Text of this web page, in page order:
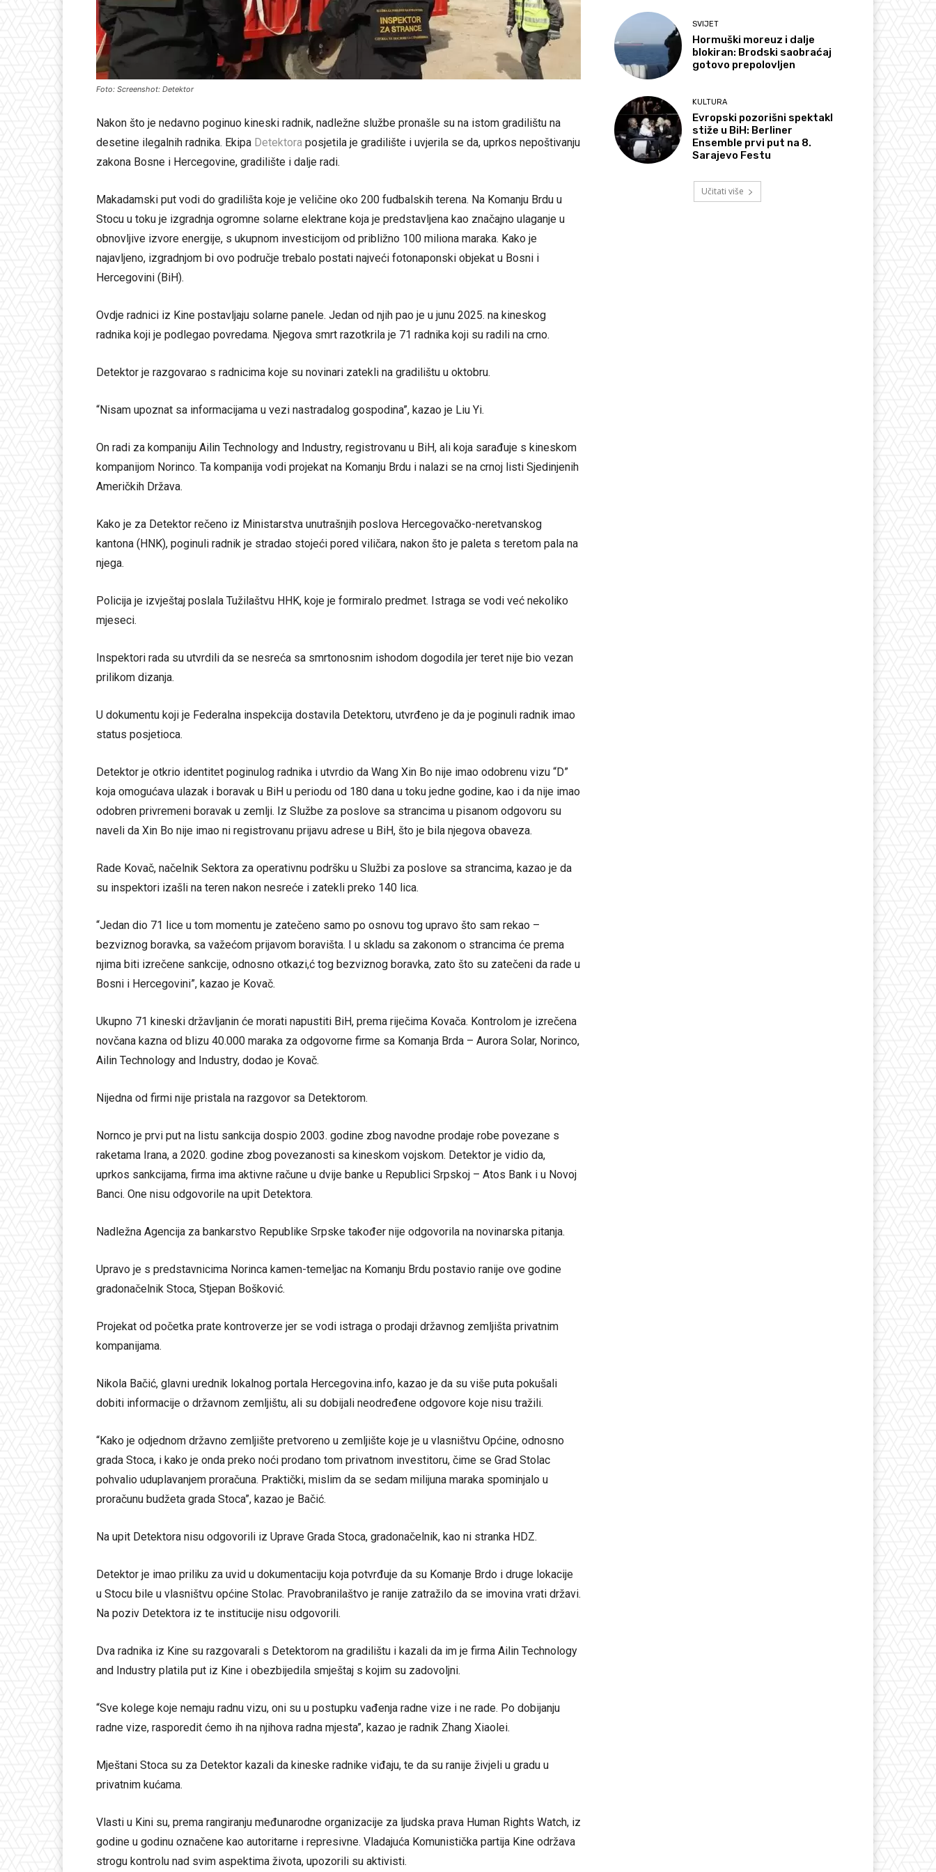
Foto: Screenshot: Detektor
Nakon što je nedavno poginuo kineski radnik, nadležne službe pronašle su na istom gradilištu na
desetine ilegalnih radnika. Ekipa Detektora posjetila je gradilište i uvjerila se da, uprkos nepoštivanju
zakona Bosne i Hercegovine, gradilište i dalje radi.
Makadamski put vodi do gradilišta koje je veličine oko 200 fudbalskih terena. Na Komanju Brdu u
Stocu u toku je izgradnja ogromne solarne elektrane koja je predstavljena kao značajno ulaganje u
obnovljive izvore energije, s ukupnom investicijom od približno 100 miliona maraka. Kako je
najavljeno, izgradnjom bi ovo područje trebalo postati najveći fotonaponski objekat u Bosni i
Hercegovini (BiH).
Ovdje radnici iz Kine postavljaju solarne panele. Jedan od njih pao je u junu 2025. na kineskog
radnika koji je podlegao povredama. Njegova smrt razotkrila je 71 radnika koji su radili na crno.
Detektor je razgovarao s radnicima koje su novinari zatekli na gradilištu u oktobru.
“Nisam upoznat sa informacijama u vezi nastradalog gospodina”, kazao je Liu Yi.
On radi za kompaniju Ailin Technology and Industry, registrovanu u BiH, ali koja sarađuje s kineskom
kompanijom Norinco. Ta kompanija vodi projekat na Komanju Brdu i nalazi se na crnoj listi Sjedinjenih
Američkih Država.
Kako je za Detektor rečeno iz Ministarstva unutrašnjih poslova Hercegovačko-neretvanskog
kantona (HNK), poginuli radnik je stradao stojeći pored viličara, nakon što je paleta s teretom pala na
njega.
Policija je izvještaj poslala Tužilaštvu HHK, koje je formiralo predmet. Istraga se vodi već nekoliko
mjeseci.
Inspektori rada su utvrdili da se nesreća sa smrtonosnim ishodom dogodila jer teret nije bio vezan
prilikom dizanja.
U dokumentu koji je Federalna inspekcija dostavila Detektoru, utvrđeno je da je poginuli radnik imao
status posjetioca.
Detektor je otkrio identitet poginulog radnika i utvrdio da Wang Xin Bo nije imao odobrenu vizu “D”
koja omogućava ulazak i boravak u BiH u periodu od 180 dana u toku jedne godine, kao i da nije imao
odobren privremeni boravak u zemlji. Iz Službe za poslove sa strancima u pisanom odgovoru su
naveli da Xin Bo nije imao ni registrovanu prijavu adrese u BiH, što je bila njegova obaveza.
Rade Kovač, načelnik Sektora za operativnu podršku u Službi za poslove sa strancima, kazao je da
su inspektori izašli na teren nakon nesreće i zatekli preko 140 lica.
“Jedan dio 71 lice u tom momentu je zatečeno samo po osnovu tog upravo što sam rekao –
bezviznog boravka, sa važećom prijavom boravišta. I u skladu sa zakonom o strancima će prema
njima biti izrečene sankcije, odnosno otkazi,ć tog bezviznog boravka, zato što su zatečeni da rade u
Bosni i Hercegovini”, kazao je Kovač.
Ukupno 71 kineski državljanin će morati napustiti BiH, prema riječima Kovača. Kontrolom je izrečena
novčana kazna od blizu 40.000 maraka za odgovorne firme sa Komanja Brda – Aurora Solar, Norinco,
Ailin Technology and Industry, dodao je Kovač.
Nijedna od firmi nije pristala na razgovor sa Detektorom.
Nornco je prvi put na listu sankcija dospio 2003. godine zbog navodne prodaje robe povezane s
raketama Irana, a 2020. godine zbog povezanosti sa kineskom vojskom. Detektor je vidio da,
uprkos sankcijama, firma ima aktivne račune u dvije banke u Republici Srpskoj – Atos Bank i u Novoj
Banci. One nisu odgovorile na upit Detektora.
Nadležna Agencija za bankarstvo Republike Srpske također nije odgovorila na novinarska pitanja.
Upravo je s predstavnicima Norinca kamen-temeljac na Komanju Brdu postavio ranije ove godine
gradonačelnik Stoca, Stjepan Bošković.
Projekat od početka prate kontroverze jer se vodi istraga o prodaji državnog zemljišta privatnim
kompanijama.
Nikola Bačić, glavni urednik lokalnog portala Hercegovina.info, kazao je da su više puta pokušali
dobiti informacije o državnom zemljištu, ali su dobijali neodređene odgovore koje nisu tražili.
“Kako je odjednom državno zemljište pretvoreno u zemljište koje je u vlasništvu Općine, odnosno
grada Stoca, i kako je onda preko noći prodano tom privatnom investitoru, čime se Grad Stolac
pohvalio uduplavanjem proračuna. Praktički, mislim da se sedam milijuna maraka spominjalo u
proračunu budžeta grada Stoca”, kazao je Bačić.
Na upit Detektora nisu odgovorili iz Uprave Grada Stoca, gradonačelnik, kao ni stranka HDZ.
Detektor je imao priliku za uvid u dokumentaciju koja potvrđuje da su Komanje Brdo i druge lokacije
u Stocu bile u vlasništvu općine Stolac. Pravobranilaštvo je ranije zatražilo da se imovina vrati državi.
Na poziv Detektora iz te institucije nisu odgovorili.
Dva radnika iz Kine su razgovarali s Detektorom na gradilištu i kazali da im je firma Ailin Technology
and Industry platila put iz Kine i obezbijedila smještaj s kojim su zadovoljni.
“Sve kolege koje nemaju radnu vizu, oni su u postupku vađenja radne vize i ne rade. Po dobijanju
radne vize, rasporedit ćemo ih na njihova radna mjesta”, kazao je radnik Zhang Xiaolei.
Mještani Stoca su za Detektor kazali da kineske radnike viđaju, te da su ranije živjeli u gradu u
privatnim kućama.
Vlasti u Kini su, prema rangiranju međunarodne organizacije za ljudska prava Human Rights Watch, iz
godine u godinu označene kao autoritarne i represivne. Vladajuća Komunistička partija Kine održava
strogu kontrolu nad svim aspektima života, upozorili su aktivisti.
SVIJET
Hormuški moreuz i dalje
blokiran: Brodski saobraćaj
gotovo prepolovljen
KULTURA
Evropski pozorišni spektakl
stiže u BiH: Berliner
Ensemble prvi put na 8.
Sarajevo Festu
Učitati više